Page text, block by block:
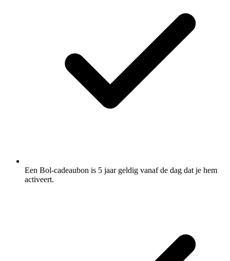
Een Bol-cadeaubon is 5 jaar geldig vanaf de dag dat je hem
activeert.